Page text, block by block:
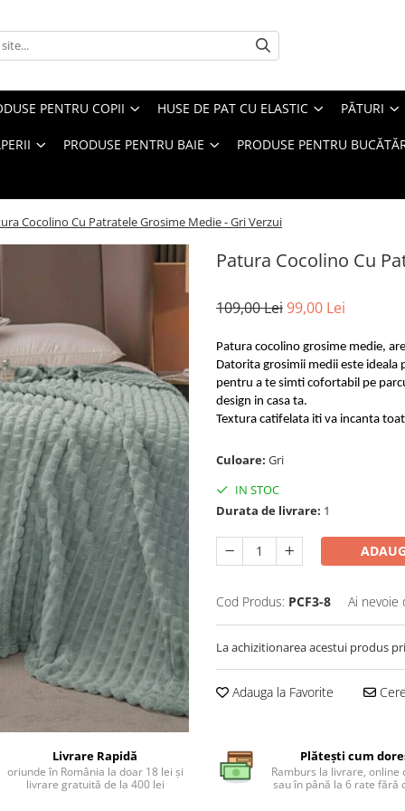
PENTRU COPII HUSE DE PAT CU ELASTIC PĂTURI
PRODUSE PENTRU BAIE PRODUSE PENTRU
Cocolino Cu Patratele Grosime Medie - Gri Verzui
Patura Cocolino Cu
109,00 Lei99,00 Lei
Patura cocolino grosime medie,
Datorita grosimii medii este
pentru a te simti cofortabil pe
design in casa ta.
Textura catifelata iti va incanta
Culoare: Gri
IN STOC
Durata de livrare: 1
Cod Produs: PCF3-8 Ai nevoie
La achizitionarea acestui produs
Adauga la Favorite
Livrare Rapidă
oriunde în România la doar 18 lei și
livrare gratuită de la 400 lei
Plătești cum
Ramburs la livrare, online
sau în până la 6 rate fără